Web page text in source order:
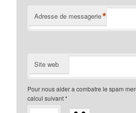
Adresse de messagerie*
Site web
Pour nous aider a combatre le spam
calcul suivant*